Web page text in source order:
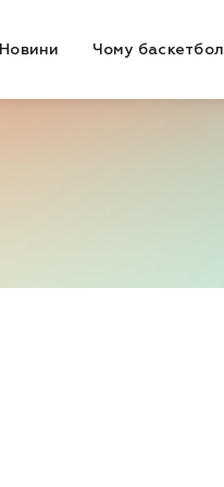
Новини Чому баскетбол